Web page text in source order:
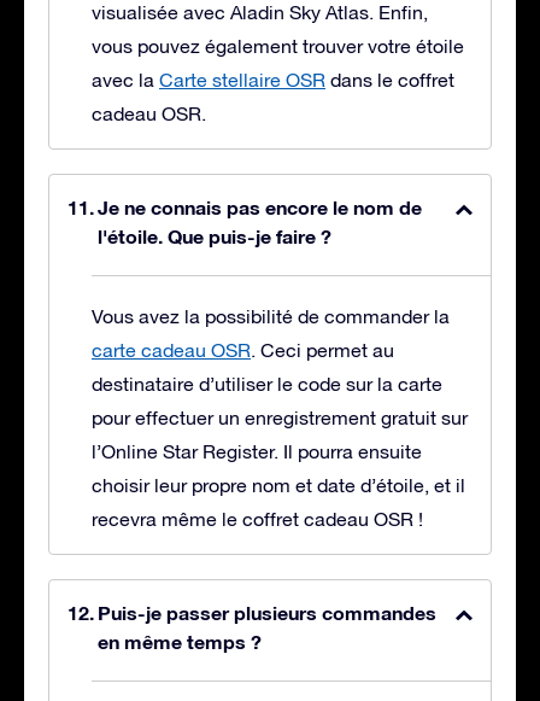
visualisée avec Aladin Sky Atlas. Enfin,
vous pouvez également trouver votre étoile
avec la Carte stellaire OSR dans le coffret
cadeau OSR.
Je ne connais pas encore le nom de
l'étoile. Que puis-je faire ?
Vous avez la possibilité de commander la
carte cadeau OSR. Ceci permet au
destinataire d’utiliser le code sur la carte
pour effectuer un enregistrement gratuit sur
l’Online Star Register. Il pourra ensuite
choisir leur propre nom et date d’étoile, et il
recevra même le coffret cadeau OSR !
Puis-je passer plusieurs commandes
en même temps ?